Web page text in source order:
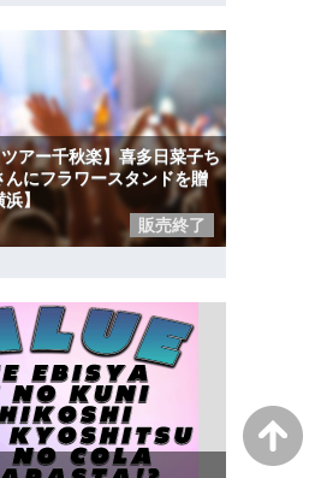
アー千秋楽】喜多日菜子ち
んにフラワースタンドを贈
】
販売終了